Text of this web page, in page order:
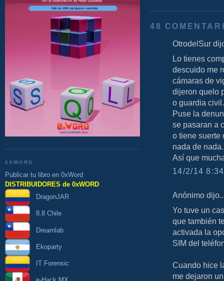
0XWORD
Publicar tu libro en 0xWord
DISTRIBUIDORES de 0xWORD
DragonJAR
8.8 Chile
Dreamlab
Ekoparty
IT Forensic
48
OtrodelSur
Lo tienes
descuido me
cámaras de
dijeron quelo
o guardia civil.
Puse la
se pasaran a
o tiene suerte
nada de nada.
Así que
14/2/14
Anónimo
Yo tuve un
que también
activada la
SIM del
Cuando hice
me dejaron